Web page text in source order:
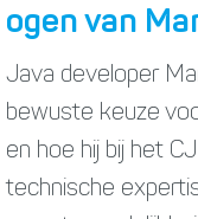
ogen van
Java developer
bewuste keuze
en hoe hij bij het
technische